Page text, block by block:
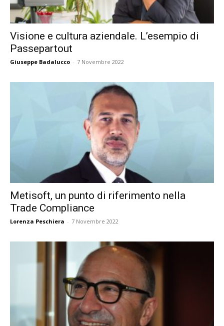
Visione e cultura aziendale. L’esempio di
Passepartout
Giuseppe Badalucco - 7 Novembre 2022
Metisoft, un punto di riferimento nella
Trade Compliance
Lorenza Peschiera - 7 Novembre 2022